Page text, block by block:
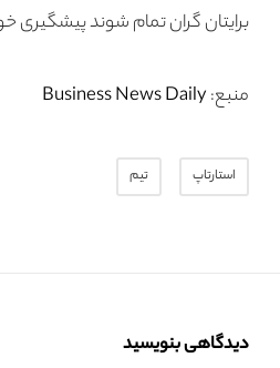
برایتان گران تمام شوند پیشگیری
منبع:Business News Daily
استارتاپ تیم
دیدگاهی بنویسید